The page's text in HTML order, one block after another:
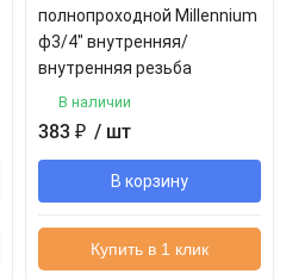
полнопроходной Millennium
ф3/4" внутренняя/
внутренняя резьба
В наличии
383 ₽ / шт
В корзину
Купить в 1 клик